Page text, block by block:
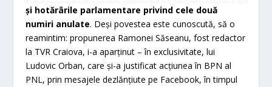
şi hotărârile parlamentare privind cele două
numiri anulate. Deşi povestea este cunoscută, să o
reamintim: propunerea Ramonei Săseanu, fost redactor
la TVR Craiova, i-a aparţinut – în exclusivitate, lui
Ludovic Orban, care şi-a justificat acţiunea în BPN al
PNL, prin mesajele dezlănţiute pe Facebook, în timpul